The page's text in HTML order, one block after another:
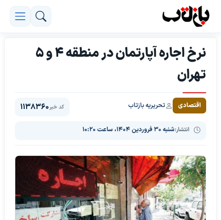
نرخ اجاره آپارتمان در منطقه 4 و 5
تهران
اقتصادی تحریریه بازتاب
انتشار:شنبه ۳۰ فروردین ۱۴۰۴، ساعت ۱۰:۲۰
کد خبر1138360